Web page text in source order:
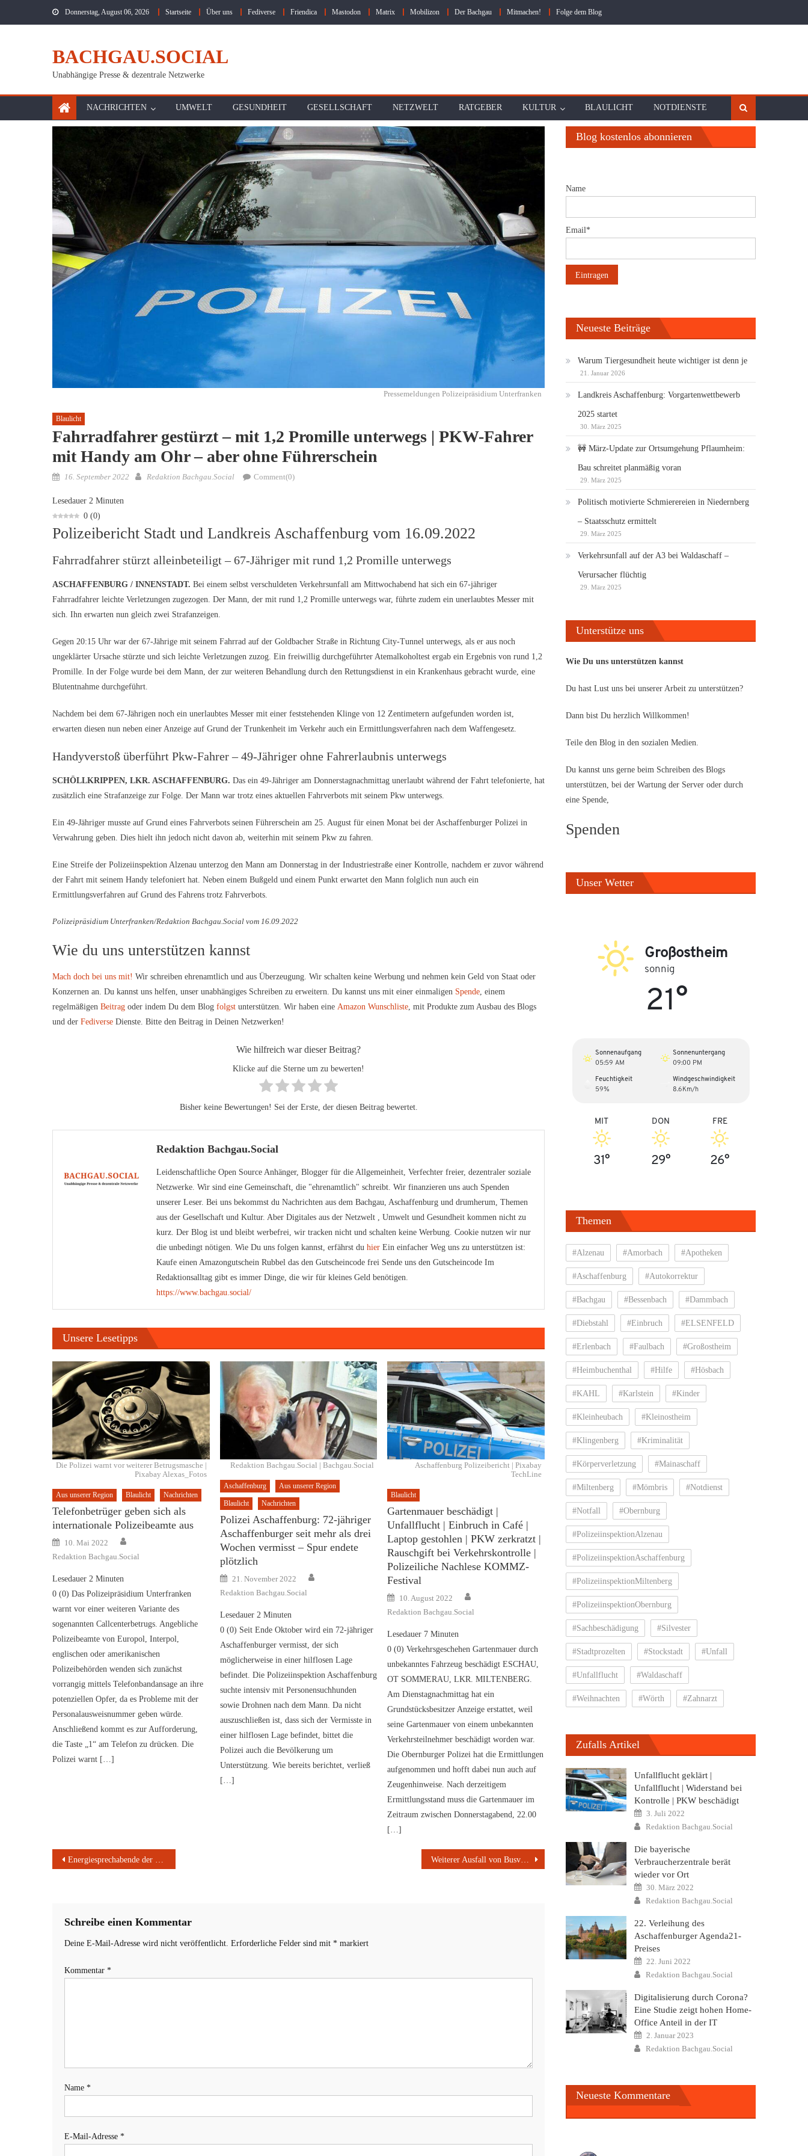
Donnerstag, August 06, 2026 Startseite Über uns Fediverse Friendica Mastodon Matrix Mobilizon Der Bachgau Mitmachen! Folge dem Blog
BACHGAU.SOCIAL
Unabhängige Presse & dezentrale Netzwerke
NACHRICHTEN UMWELT GESUNDHEIT GESELLSCHAFT NETZWELT RATGEBER KULTUR BLAULICHT NOTDIENSTE
Pressemeldungen Polizeipräsidium Unterfranken
Blaulicht
Fahrradfahrer gestürzt – mit 1,2 Promille unterwegs | PKW-Fahrer
mit Handy am Ohr – aber ohne Führerschein
Posted
16. September 2022 Author
Redaktion Bachgau.Social Comment(0)
Lesedauer 2 Minuten
0 (0)
Polizeibericht Stadt und Landkreis Aschaffenburg vom 16.09.2022
Fahrradfahrer stürzt alleinbeteiligt – 67-Jähriger mit rund 1,2 Promille unterwegs
ASCHAFFENBURG / INNENSTADT. Bei einem selbst verschuldeten Verkehrsunfall am Mittwochabend hat sich ein 67-jähriger
Fahrradfahrer leichte Verletzungen zugezogen. Der Mann, der mit rund 1,2 Promille unterwegs war, führte zudem ein unerlaubtes Messer mit
sich. Ihn erwarten nun gleich zwei Strafanzeigen.
Gegen 20:15 Uhr war der 67-Jährige mit seinem Fahrrad auf der Goldbacher Straße in Richtung City-Tunnel unterwegs, als er aus noch
ungeklärter Ursache stürzte und sich leichte Verletzungen zuzog. Ein freiwillig durchgeführter Atemalkoholtest ergab ein Ergebnis von rund 1,2
Promille. In der Folge wurde bei dem Mann, der zur weiteren Behandlung durch den Rettungsdienst in ein Krankenhaus gebracht wurde, eine
Blutentnahme durchgeführt.
Nachdem bei dem 67-Jährigen noch ein unerlaubtes Messer mit einer feststehenden Klinge von 12 Zentimetern aufgefunden worden ist,
erwarten diesen nun neben einer Anzeige auf Grund der Trunkenheit im Verkehr auch ein Ermittlungsverfahren nach dem Waffengesetz.
Handyverstoß überführt Pkw-Fahrer – 49-Jähriger ohne Fahrerlaubnis unterwegs
SCHÖLLKRIPPEN, LKR. ASCHAFFENBURG. Das ein 49-Jähriger am Donnerstagnachmittag unerlaubt während der Fahrt telefonierte, hat
zusätzlich eine Strafanzeige zur Folge. Der Mann war trotz eines aktuellen Fahrverbots mit seinem Pkw unterwegs.
Ein 49-Jähriger musste auf Grund eines Fahrverbots seinen Führerschein am 25. August für einen Monat bei der Aschaffenburger Polizei in
Verwahrung geben. Dies hielt ihn jedoch nicht davon ab, weiterhin mit seinem Pkw zu fahren.
Eine Streife der Polizeiinspektion Alzenau unterzog den Mann am Donnerstag in der Industriestraße einer Kontrolle, nachdem er zuvor während
der Fahrt mit seinem Handy telefoniert hat. Neben einem Bußgeld und einem Punkt erwartet den Mann folglich nun auch ein
Ermittlungsverfahren auf Grund des Fahrens trotz Fahrverbots.
Polizeipräsidium Unterfranken/Redaktion Bachgau.Social vom 16.09.2022
Wie du uns unterstützen kannst
Mach doch bei uns mit! Wir schreiben ehrenamtlich und aus Überzeugung. Wir schalten keine Werbung und nehmen kein Geld von Staat oder
Konzernen an. Du kannst uns helfen, unser unabhängiges Schreiben zu erweitern. Du kannst uns mit einer einmaligen Spende , einem
regelmäßigen Beitrag oder indem Du dem Blog folgst unterstützen. Wir haben eine Amazon Wunschliste , mit Produkte zum Ausbau des Blogs
und der Fediverse Dienste. Bitte den Beitrag in Deinen Netzwerken!
Wie hilfreich war dieser Beitrag?
Klicke auf die Sterne um zu bewerten!
Bisher keine Bewertungen! Sei der Erste, der diesen Beitrag bewertet.
Redaktion Bachgau.Social
Leidenschaftliche Open Source Anhänger, Blogger für die Allgemeinheit, Verfechter freier, dezentraler soziale
Netzwerke. Wir sind eine Gemeinschaft, die "ehrenamtlich" schreibt. Wir finanzieren uns auch Spenden
unserer Leser. Bei uns bekommst du Nachrichten aus dem Bachgau, Aschaffenburg und drumherum, Themen
aus der Gesellschaft und Kultur. Aber Digitales aus der Netzwelt , Umwelt und Gesundheit kommen nicht zu
kurz. Der Blog ist und bleibt werbefrei, wir tracken nicht und schalten keine Werbung. Cookie nutzen wir nur
die unbedingt nötigen. Wie Du uns folgen kannst, erfährst duhier Ein einfacher Weg uns zu unterstützen ist:
Kaufe einen Amazongutschein Rubbel das den Gutscheincode frei Sende uns den Gutscheincode Im
Redaktionsalltag gibt es immer Dinge, die wir für kleines Geld benötigen.
https://www.bachgau.social/
Unsere Lesetipps
Die Polizei warnt vor weiterer Betrugsmasche |
Pixabay Alexas_Fotos
Aus unserer Region Blaulicht Nachrichten
Telefonbetrüger geben sich als
internationale Polizeibeamte aus
Posted
on
10. Mai 2022
Redaktion Bachgau.Social
Lesedauer 2 Minuten
0 (0) Das Polizeipräsidium Unterfranken
warnt vor einer weiteren Variante des
sogenannten Callcenterbetrugs. Angebliche
Polizeibeamte von Europol, Interpol,
englischen oder amerikanischen
Polizeibehörden wenden sich zunächst
vorrangig mittels Telefonbandansage an ihre
potenziellen Opfer, da es Probleme mit der
Personalausweisnummer geben würde.
Anschließend kommt es zur Aufforderung,
die Taste „1“ am Telefon zu drücken. Die
Polizei warnt […]
Redaktion Bachgau.Social | Bachgau.Social
Aschaffenburg Aus unserer Region
Blaulicht Nachrichten
Polizei Aschaffenburg: 72-jähriger
Aschaffenburger seit mehr als drei
Wochen vermisst – Spur endete
plötzlich
Posted
on
21. November 2022
Redaktion Bachgau.Social
Lesedauer 2 Minuten
0 (0) Seit Ende Oktober wird ein 72-jähriger
Aschaffenburger vermisst, der sich
möglicherweise in einer hilflosen Lage
befindet. Die Polizeiinspektion Aschaffenburg
suchte intensiv mit Personensuchhunden
sowie Drohnen nach dem Mann. Da nicht
auszuschließen ist, dass sich der Vermisste in
einer hilflosen Lage befindet, bittet die
Polizei auch die Bevölkerung um
Unterstützung. Wie bereits berichtet, verließ
[…]
Aschaffenburg Polizeibericht | Pixabay
TechLine
Blaulicht
Gartenmauer beschädigt |
Unfallflucht | Einbruch in Café |
Laptop gestohlen | PKW zerkratzt |
Rauschgift bei Verkehrskontrolle |
Polizeiliche Nachlese KOMMZ-
Festival
Posted
on
10. August 2022
Redaktion Bachgau.Social
Lesedauer 7 Minuten
0 (0) Verkehrsgeschehen Gartenmauer durch
unbekanntes Fahrzeug beschädigt ESCHAU,
OT SOMMERAU, LKR. MILTENBERG.
Am Dienstagnachmittag hat ein
Grundstücksbesitzer Anzeige erstattet, weil
seine Gartenmauer von einem unbekannten
Verkehrsteilnehmer beschädigt worden war.
Die Obernburger Polizei hat die Ermittlungen
aufgenommen und hofft dabei nun auch auf
Zeugenhinweise. Nach derzeitigem
Ermittlungsstand muss die Gartenmauer im
Zeitraum zwischen Donnerstagabend, 22.00
[…]
Beitragsnavigation
Energiesprechabende der VHS Aschaffenburg Weiterer Ausfall von Busverbindungen im VAB Gebiet – Übersicht vom 13.09. – 28.10.2022
Schreibe einen Kommentar
Deine E-Mail-Adresse wird nicht veröffentlicht. Erforderliche Felder sind mit * markiert
Kommentar *
Name *
E-Mail-Adresse *
Blog kostenlos abonnieren
Name
Email*
Neueste Beiträge
Warum Tiergesundheit heute wichtiger ist denn je
21. Januar 2026
Landkreis Aschaffenburg: Vorgartenwettbewerb
2025 startet
30. März 2025
🚧 März-Update zur Ortsumgehung Pflaumheim:
Bau schreitet planmäßig voran
29. März 2025
Politisch motivierte Schmierereien in Niedernberg
– Staatsschutz ermittelt
29. März 2025
Verkehrsunfall auf der A3 bei Waldaschaff –
Verursacher flüchtig
29. März 2025
Unterstütze uns
Wie Du uns unterstützen kannst
Du hast Lust uns bei unserer Arbeit zu unterstützen?
Dann bist Du herzlich Willkommen!
Teile den Blog in den sozialen Medien.
Du kannst uns gerne beim Schreiben des Blogs
unterstützen, bei der Wartung der Server oder durch
eine Spende,
Spenden
Unser Wetter
Großostheim
sonnig
21°
Sonnenaufgang
05:59 AM
Sonnenuntergang
09:00 PM
Feuchtigkeit
59%
Windgeschwindigkeit
8.6Km/h
MIT
31°
DON
29°
FRE
26°
Themen
#Alzenau #Amorbach #Apotheken
#Aschaffenburg #Autokorrektur
#Bachgau #Bessenbach #Dammbach
#Diebstahl #Einbruch #ELSENFELD
#Erlenbach #Faulbach #Großostheim
#Heimbuchenthal #Hilfe #Hösbach
#KAHL #Karlstein #Kinder
#Kleinheubach #Kleinostheim
#Klingenberg #Kriminalität
#Körperverletzung #Mainaschaff
#Miltenberg #Mömbris #Notdienst
#Notfall #Obernburg
#PolizeiinspektionAlzenau
#PolizeiinspektionAschaffenburg
#PolizeiinspektionMiltenberg
#PolizeiinspektionObernburg
#Sachbeschädigung #Silvester
#Stadtprozelten #Stockstadt #Unfall
#Unfallflucht #Waldaschaff
#Weihnachten #Wörth #Zahnarzt
Zufalls Artikel
Unfallflucht geklärt |
Unfallflucht | Widerstand bei
Kontrolle | PKW beschädigt
Posted
on
3. Juli 2022
Author
Redaktion Bachgau.Social
Die bayerische
Verbraucherzentrale berät
wieder vor Ort
Posted
on
30. März 2022
Author
Redaktion Bachgau.Social
22. Verleihung des
Aschaffenburger Agenda21-
Preises
Posted
on
22. Juni 2022
Author
Redaktion Bachgau.Social
Digitalisierung durch Corona?
Eine Studie zeigt hohen Home-
Office Anteil in der IT
Posted
on
2. Januar 2023
Author
Redaktion Bachgau.Social
Neueste Kommentare